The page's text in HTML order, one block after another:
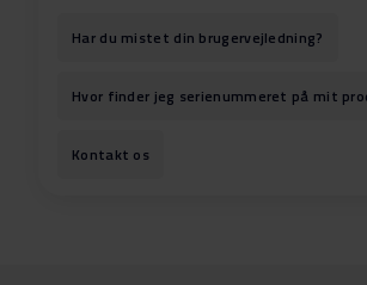
Har du mistet din brugervejledning?
Hvor finder jeg serienummeret på mit
Kontakt os